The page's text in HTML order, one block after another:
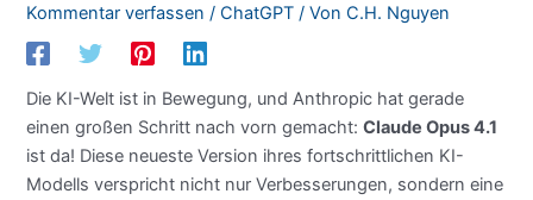
Kommentar verfassen /ChatGPT / VonC.H. Nguyen
Die KI-Welt ist in Bewegung, und Anthropic hat gerade
einen großen Schritt nach vorn gemacht:Claude Opus 4.1
ist da! Diese neueste Version ihres fortschrittlichen KI-
Modells verspricht nicht nur Verbesserungen, sondern eine